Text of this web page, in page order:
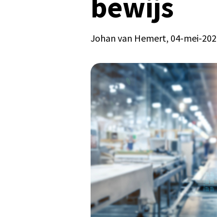
Johan van Hemert, 04-mei-